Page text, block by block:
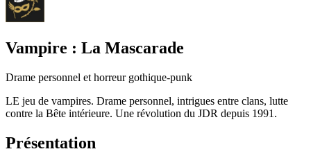
Vampire : La Mascarade
Drame personnel et horreur gothique-punk
LE jeu de vampires. Drame personnel, intrigues entre clans, lutte
contre la Bête intérieure. Une révolution du JDR depuis 1991.
Présentation